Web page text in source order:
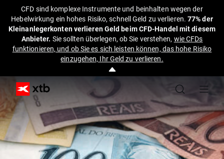
CFD sind komplexe Instrumente und beinhalten wegen der
Hebelwirkung ein hohes Risiko, schnell Geld zu verlieren.77% der
Kleinanlegerkonten verlieren Geld beim CFD-Handel mit diesem
Anbieter. Sie sollten überlegen, ob Sie verstehen, wie CFDs
funktionieren, und ob Sie es sich leisten können, das hohe Risiko
einzugehen, Ihr Geld zu verlieren.